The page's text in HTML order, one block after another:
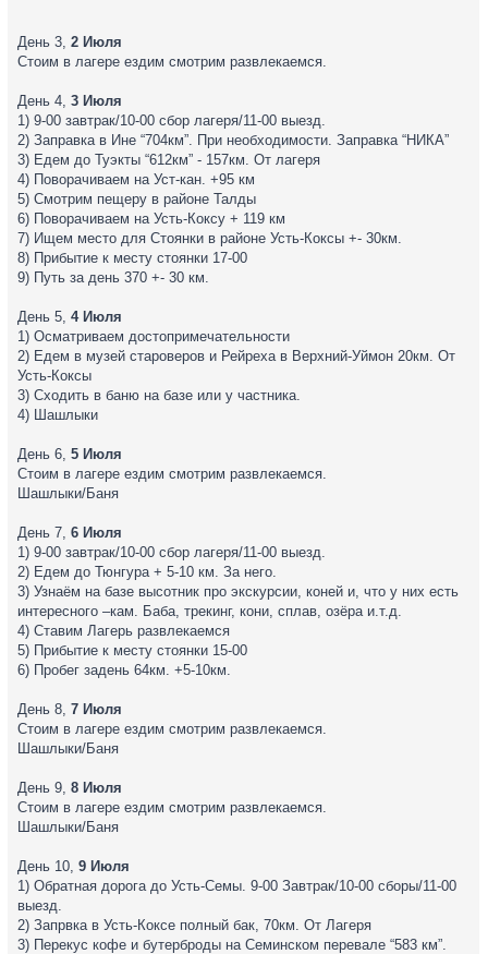
День 3, 2 Июля
Стоим в лагере ездим смотрим развлекаемся.
День 4, 3 Июля
1) 9-00 завтрак/10-00 сбор лагеря/11-00 выезд.
2) Заправка в Ине “704км”. При необходимости. Заправка “НИКА”
3) Едем до Туэкты “612км” - 157км. От лагеря
4) Поворачиваем на Уст-кан. +95 км
5) Смотрим пещеру в районе Талды
6) Поворачиваем на Усть-Коксу + 119 км
7) Ищем место для Стоянки в районе Усть-Коксы +- 30км.
8) Прибытие к месту стоянки 17-00
9) Путь за день 370 +- 30 км.
День 5, 4 Июля
1) Осматриваем достопримечательности
2) Едем в музей староверов и Рейреха в Верхний-Уймон 20км. От
Усть-Коксы
3) Сходить в баню на базе или у частника.
4) Шашлыки
День 6, 5 Июля
Стоим в лагере ездим смотрим развлекаемся.
Шашлыки/Баня
День 7, 6 Июля
1) 9-00 завтрак/10-00 сбор лагеря/11-00 выезд.
2) Едем до Тюнгура + 5-10 км. За него.
3) Узнаём на базе высотник про экскурсии, коней и, что у них есть
интересного –кам. Баба, трекинг, кони, сплав, озёра и.т.д.
4) Ставим Лагерь развлекаемся
5) Прибытие к месту стоянки 15-00
6) Пробег задень 64км. +5-10км.
День 8, 7 Июля
Стоим в лагере ездим смотрим развлекаемся.
Шашлыки/Баня
День 9, 8 Июля
Стоим в лагере ездим смотрим развлекаемся.
Шашлыки/Баня
День 10, 9 Июля
1) Обратная дорога до Усть-Семы. 9-00 Завтрак/10-00 сборы/11-00
выезд.
2) Запрвка в Усть-Коксе полный бак, 70км. От Лагеря
3) Перекус кофе и бутерброды на Семинском перевале “583 км”.